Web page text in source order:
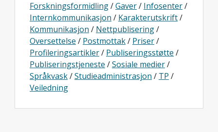
Forskningsformidling/Gaver/ Infosenter/
Internkommunikasjon / Karakterutskrift/
Kommunikasjon / Nettpublisering/
Oversettelse / Postmottak/ Priser/
Profileringsartikler/ Publiseringsstøtte /
Publiseringstjeneste /Sosiale medier/
Språkvask/Studieadministrasjon / TP /
Veiledning